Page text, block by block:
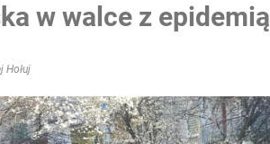
w walce z epidemią
Hołuj